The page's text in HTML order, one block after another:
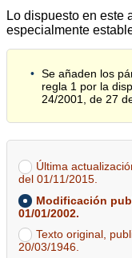
Lo dispuesto en este
especialmente
Se añaden los
regla 1 por la
24/2001, de 27
Última
del 01/11/2015.
Modificación
01/01/2002.
Texto original,
20/03/1946.